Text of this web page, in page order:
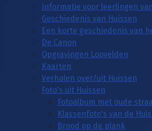
Informatie voor leerlingen
Geschiedenis van Huissen
Een korte geschiedenis van
De Canon
Opgravingen Loovelden
Kaarten
Verhalen over/uit Huissen
Foto's uit Huissen
Fotoalbum met oude
Klassenfoto's van de
Brood op de plank